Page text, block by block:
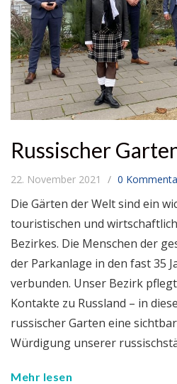
Russischer
22. November 2021 0
Die Gärten der Welt sind ein
touristischen und
Bezirkes. Die Menschen der
der Parkanlage in den fast 35
verbunden. Unser Bezirk
Kontakte zu Russland – in
russischer Garten eine
Würdigung unserer
Mehr lesen